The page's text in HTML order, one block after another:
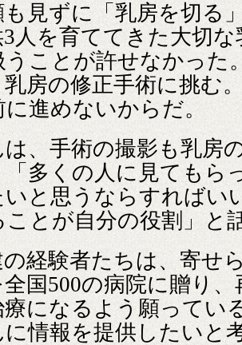
見ずに「乳房を切る
人を育ててきた大切
うことが許せなかった
房の修正手術に挑む
に進めないからだ。
、手術の撮影も乳房
「多くの人に見てもら
いと思うならすればい
ことが自分の役割」と
経験者たちは、寄せ
国500の病院に贈り
療になるよう願ってい
情報を提供したいと